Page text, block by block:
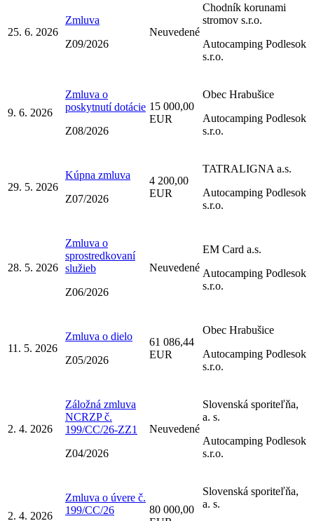
25. 6. 2026
Zmluva
Z09/2026
Neuvedené
Chodník korunami
stromov s.r.o.
Autocamping Podlesok
s.r.o.
9. 6. 2026
Zmluva o
poskytnutí dotácie
Z08/2026
15 000,00
EUR
Obec Hrabušice
Autocamping Podlesok
s.r.o.
29. 5. 2026
Kúpna zmluva
Z07/2026
4 200,00
EUR
TATRALIGNA a.s.
Autocamping Podlesok
s.r.o.
28. 5. 2026
Zmluva o
sprostredkovaní
služieb
Z06/2026
Neuvedené
EM Card a.s.
Autocamping Podlesok
s.r.o.
11. 5. 2026
Zmluva o dielo
Z05/2026
61 086,44
EUR
Obec Hrabušice
Autocamping Podlesok
s.r.o.
2. 4. 2026
Záložná zmluva
NCRZP č.
199/CC/26-ZZ1
Z04/2026
Neuvedené
Slovenská sporiteľňa,
a. s.
Autocamping Podlesok
s.r.o.
2. 4. 2026
Zmluva o úvere č.
199/CC/26
80 000,00
Slovenská sporiteľňa,
a. s.